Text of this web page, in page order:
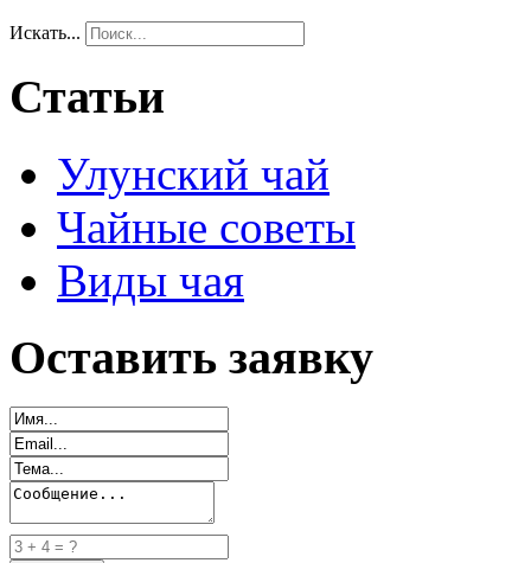
Искать...
Статьи
Улунский чай
Чайные советы
Виды чая
Оставить заявку